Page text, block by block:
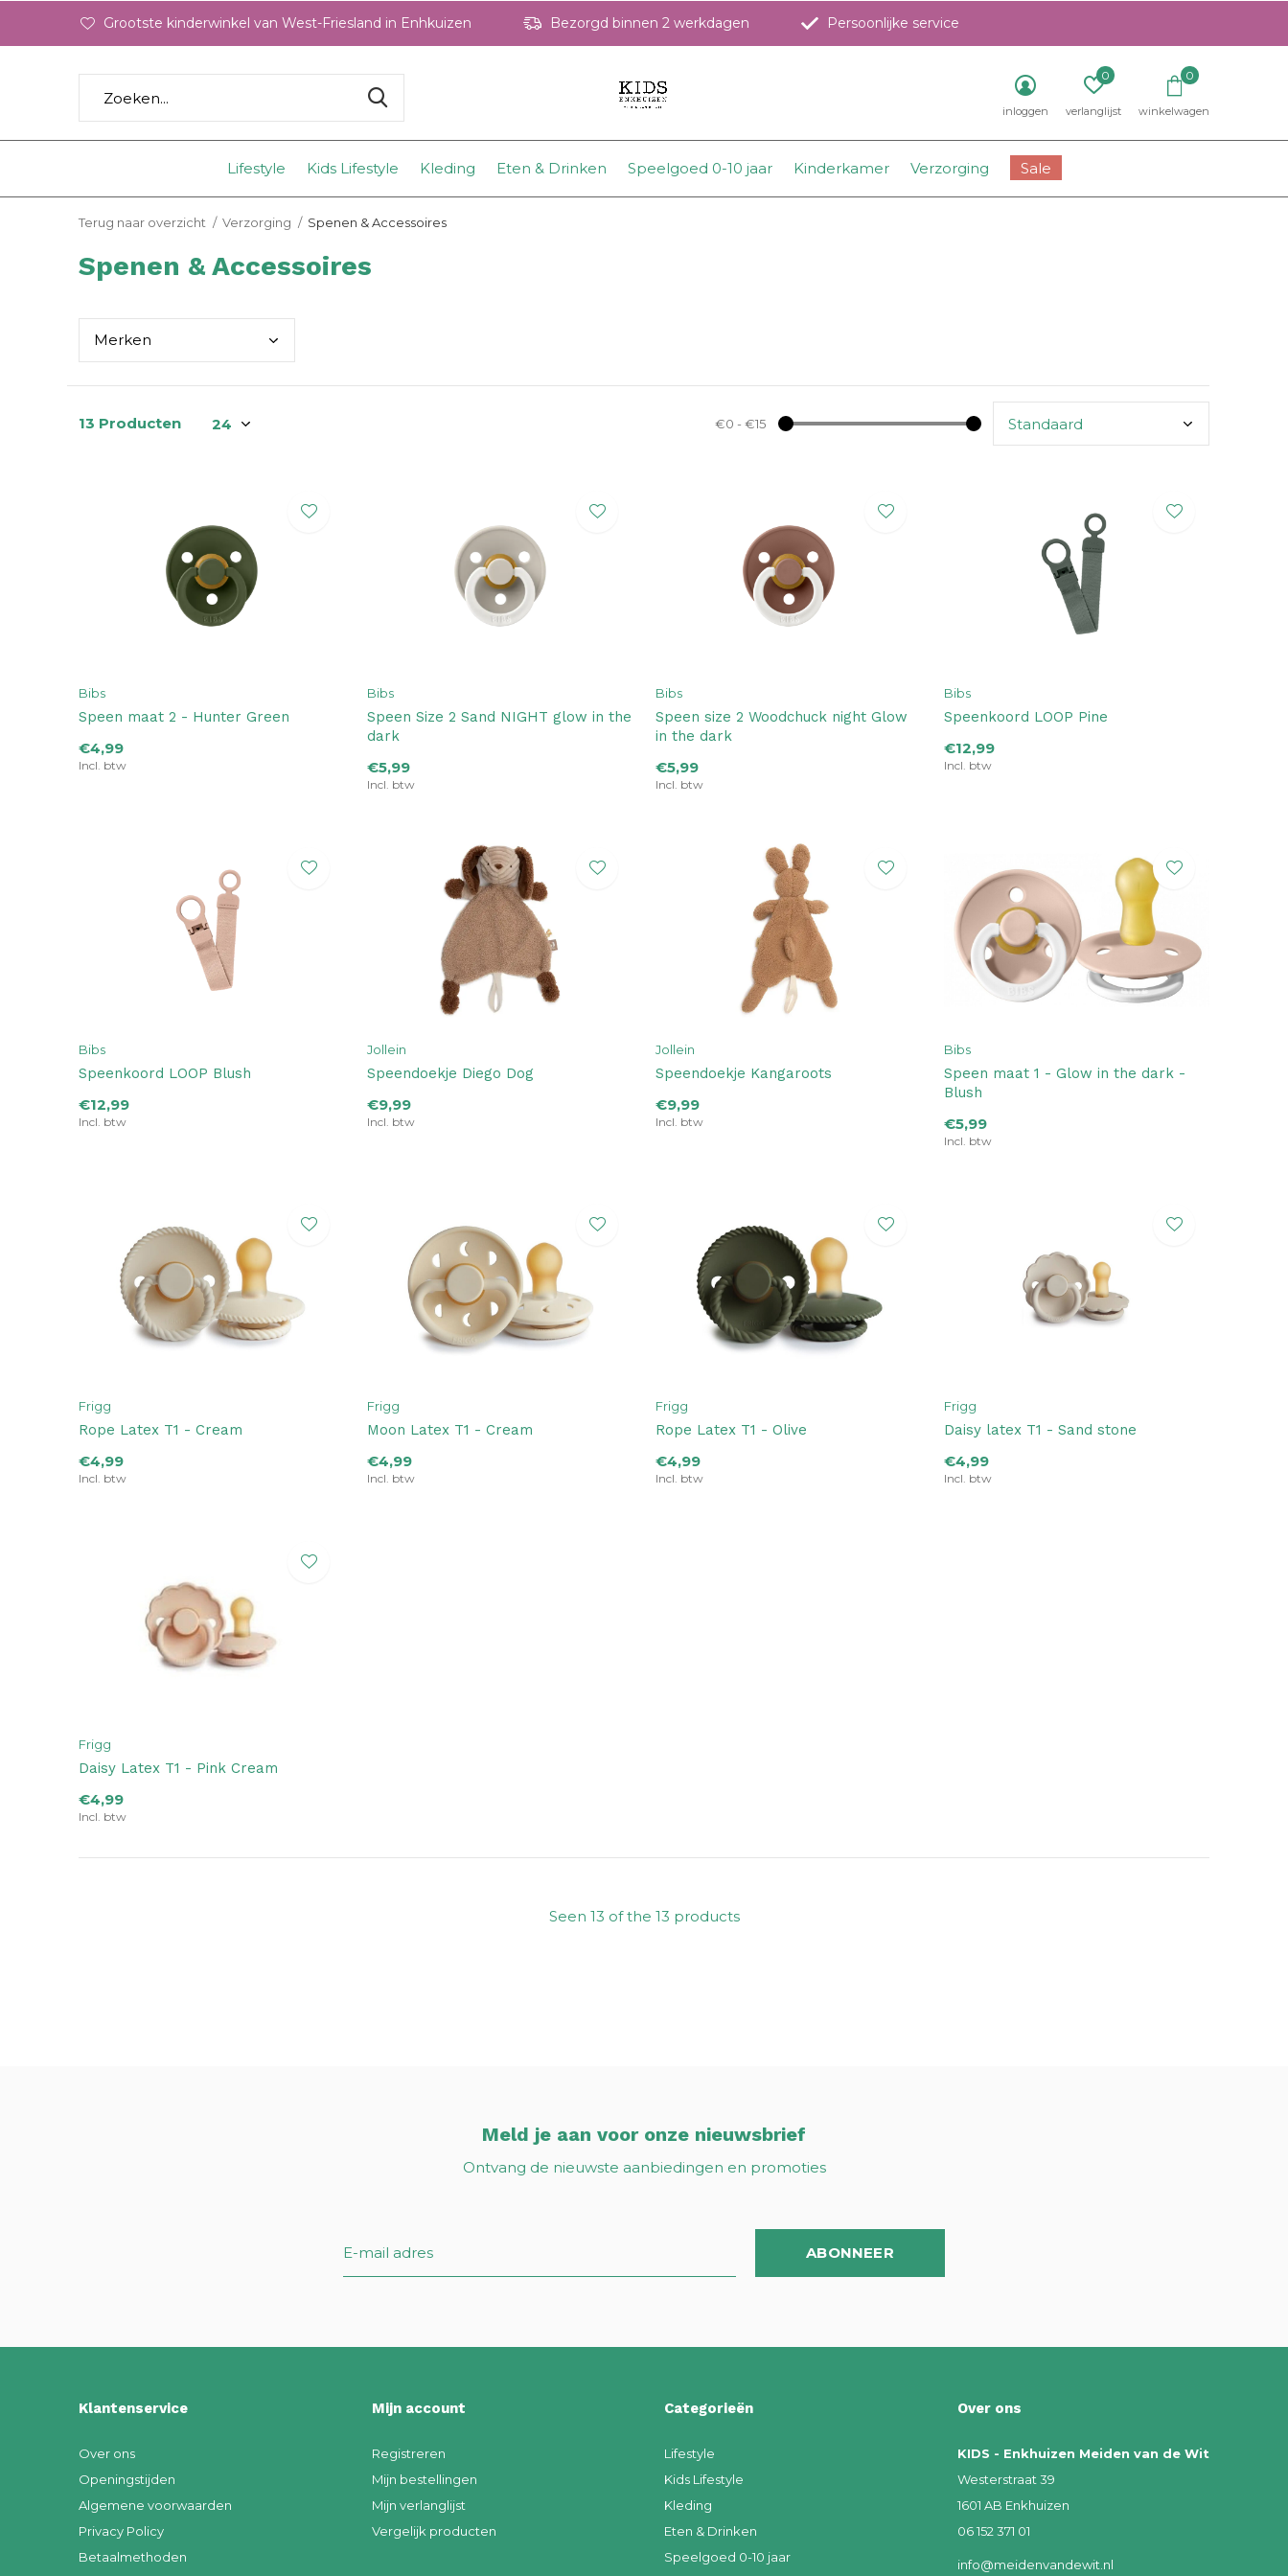
Lifestyle Kids Lifestyle Kleding Eten & Drinken Speelgoed 0-10 jaar Kinderkamer Verzorging Sale
inloggen verlanglijst
0
winkelwagen
0
Grootste kinderwinkel van West-Friesland in Enhkuizen Bezorgd binnen 2 werkdagen Persoonlijke service
Terug naar overzicht Verzorging Spenen & Accessoires
Spenen & Accessoires
Merken
13 Producten €0 - €15
Bibs
Speen maat 2 - Hunter Green
€4,99
Incl. btw
Bibs
Speen Size 2 Sand NIGHT glow in the
dark
€5,99
Incl. btw
Bibs
Speen size 2 Woodchuck night Glow
in the dark
€5,99
Incl. btw
Bibs
Speenkoord LOOP Pine
€12,99
Incl. btw
Bibs
Speenkoord LOOP Blush
€12,99
Incl. btw
Jollein
Speendoekje Diego Dog
€9,99
Incl. btw
Jollein
Speendoekje Kangaroots
€9,99
Incl. btw
Bibs
Speen maat 1 - Glow in the dark -
Blush
€5,99
Incl. btw
Frigg
Rope Latex T1 - Cream
€4,99
Incl. btw
Frigg
Moon Latex T1 - Cream
€4,99
Incl. btw
Frigg
Rope Latex T1 - Olive
€4,99
Incl. btw
Frigg
Daisy latex T1 - Sand stone
€4,99
Incl. btw
Frigg
Daisy Latex T1 - Pink Cream
€4,99
Incl. btw
Seen 13 of the 13 products
Meld je aan voor onze nieuwsbrief
Ontvang de nieuwste aanbiedingen en promoties
ABONNEER
Klantenservice
Over ons
Openingstijden
Algemene voorwaarden
Privacy Policy
Betaalmethoden
Mijn account
Registreren
Mijn bestellingen
Mijn verlanglijst
Vergelijk producten
Categorieën
Lifestyle
Kids Lifestyle
Kleding
Eten & Drinken
Speelgoed 0-10 jaar
Over ons
KIDS - Enkhuizen Meiden van de Wit
Westerstraat 39
1601 AB Enkhuizen
06 152 371 01
info@meidenvandewit.nl